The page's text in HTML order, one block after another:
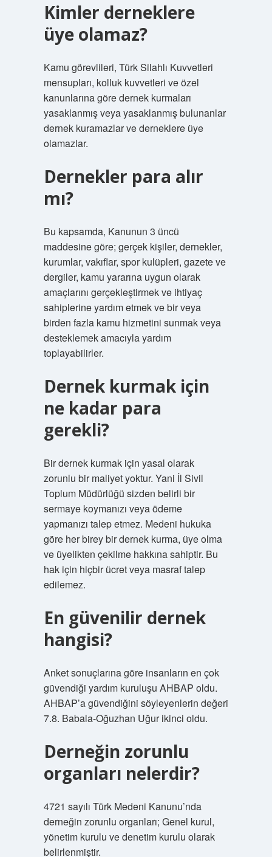
Kimler derneklere
üye olamaz?
Kamu görevlileri, Türk Silahlı Kuvvetleri
mensupları, kolluk kuvvetleri ve özel
kanunlarına göre dernek kurmaları
yasaklanmış veya yasaklanmış bulunanlar
dernek kuramazlar ve derneklere üye
olamazlar.
Dernekler para alır
mı?
Bu kapsamda, Kanunun 3 üncü
maddesine göre; gerçek kişiler, dernekler,
kurumlar, vakıflar, spor kulüpleri, gazete ve
dergiler, kamu yararına uygun olarak
amaçlarını gerçekleştirmek ve ihtiyaç
sahiplerine yardım etmek ve bir veya
birden fazla kamu hizmetini sunmak veya
desteklemek amacıyla yardım
toplayabilirler.
Dernek kurmak için
ne kadar para
gerekli?
Bir dernek kurmak için yasal olarak
zorunlu bir maliyet yoktur. Yani İl Sivil
Toplum Müdürlüğü sizden belirli bir
sermaye koymanızı veya ödeme
yapmanızı talep etmez. Medeni hukuka
göre her birey bir dernek kurma, üye olma
ve üyelikten çekilme hakkına sahiptir. Bu
hak için hiçbir ücret veya masraf talep
edilemez.
En güvenilir dernek
hangisi?
Anket sonuçlarına göre insanların en çok
güvendiği yardım kuruluşu AHBAP oldu.
AHBAP’a güvendiğini söyleyenlerin değeri
7.8. Babala-Oğuzhan Uğur ikinci oldu.
Derneğin zorunlu
organları nelerdir?
4721 sayılı Türk Medeni Kanunu’nda
derneğin zorunlu organları; Genel kurul,
yönetim kurulu ve denetim kurulu olarak
belirlenmiştir.